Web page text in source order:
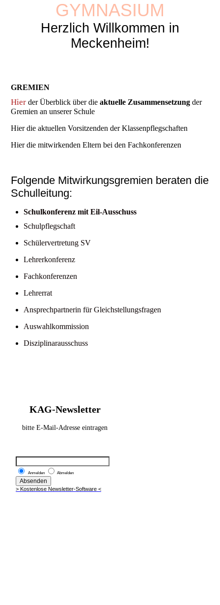
GYMNASIUM
Herzlich Willkommen in
Meckenheim!
GREMIEN
Hier der Überblick über dieaktuelle Zusammensetzung der
Gremien an unserer Schule
Hier die aktuellen Vorsitzenden der Klassenpflegschaften
Hier die mitwirkenden Eltern bei den Fachkonferenzen
Folgende Mitwirkungsgremien beraten die
Schulleitung:
Schulkonferenz mit Eil-Ausschuss
Schulpflegschaft
Schülervertretung SV
Lehrerkonferenz
Fachkonferenzen
Lehrerrat
Ansprechpartnerin für Gleichstellungsfragen
Auswahlkommission
Disziplinarausschuss
KAG-Newsletter
bitte E-Mail-Adresse eintragen